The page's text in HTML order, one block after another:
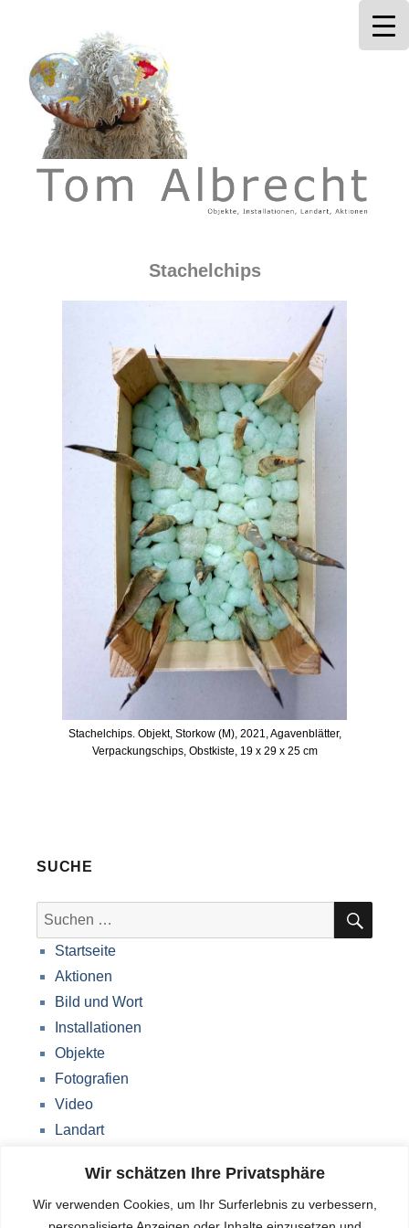
Wir schätzen Ihre Privatsphäre
Wir verwenden Cookies, um Ihr Surferlebnis zu verbessern,
Tom Albrecht
Stachelchips
Stachelchips. Objekt, Storkow (M), 2021, Agavenblätter,
Verpackungschips, Obstkiste, 19 x 29 x 25 cm
SUCHE
Suche
nach:
Startseite
Aktionen
Bild und Wort
Installationen
Objekte
Fotografien
Video
Landart
Über mich
Impressum